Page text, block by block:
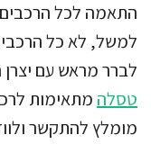
התאמה לכל
למשל, לא כל
לברר מראש עם
טסלה מתאימות
מומלץ להתקשר